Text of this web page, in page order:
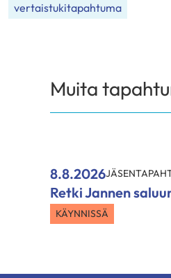
vertaistukitapahtuma
Muita
8.8.2026
Retki Jannen
KÄYNNISSÄ